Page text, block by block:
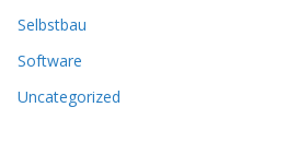
r
d
u
Selbstbau
Software
Uncategorized